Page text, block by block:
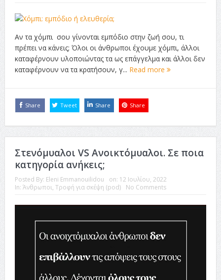
Η Φροντίδα Έχει Πολλές Μορφές: Κι Όλες Σε Αφορούν
Τρία Βήματα Μπροστά για Σένα και την Επιχείρησή σου
Αν τα χόμπι σου γίνονται εμπόδιο στην ζωή σου, τι
πρέπει να κάνεις; Όλοι οι άνθρωποι έχουμε χόμπι, άλλοι
καταφέρνουν υλοποιώντας τα ως επάγγελμα και άλλοι δεν
καταφέρνουν να τα κρατήσουν, γ... Read more
Share Tweet Share Share
Στενόμυαλοι VS Ανοικτόμυαλοι. Σε ποια
κατηγορία ανήκεις;
Posted By: Eleni Emmanouilidou on: 12 Ιουλίου, 2022
In: Άνθρωποι, Τροφή για σκέψη (pod) No Comments